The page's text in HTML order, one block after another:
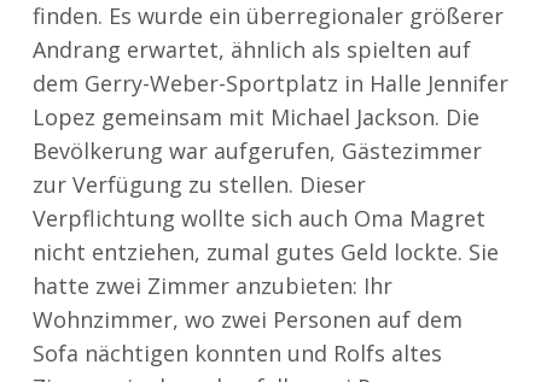
finden. Es wurde ein überregionaler größerer
Andrang erwartet, ähnlich als spielten auf
dem Gerry-Weber-Sportplatz in Halle Jennifer
Lopez gemeinsam mit Michael Jackson. Die
Bevölkerung war aufgerufen, Gästezimmer
zur Verfügung zu stellen. Dieser
Verpflichtung wollte sich auch Oma Magret
nicht entziehen, zumal gutes Geld lockte. Sie
hatte zwei Zimmer anzubieten: Ihr
Wohnzimmer, wo zwei Personen auf dem
Sofa nächtigen konnten und Rolfs altes